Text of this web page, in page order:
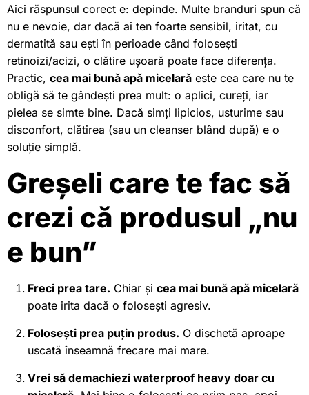
Aici răspunsul corect e: depinde. Multe branduri spun că
nu e nevoie, dar dacă ai ten foarte sensibil, iritat, cu
dermatită sau ești în perioade când folosești
retinoizi/acizi, o clătire ușoară poate face diferența.
Practic, cea mai bună apă micelară este cea care nu te
obligă să te gândești prea mult: o aplici, cureți, iar
pielea se simte bine. Dacă simți lipicios, usturime sau
disconfort, clătirea (sau un cleanser blând după) e o
soluție simplă.
Greșeli care te fac să
crezi că produsul „nu
e bun”
Freci prea tare. Chiar și cea mai bună apă micelară
poate irita dacă o folosești agresiv.
Folosești prea puțin produs. O dischetă aproape
uscată înseamnă frecare mai mare.
Vrei să demachiezi waterproof heavy doar cu